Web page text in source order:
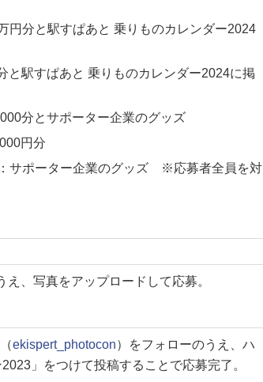
円分と駅すぱあと 乗りものカレンダー2024
と駅すぱあと 乗りものカレンダー2024に掲
分とサポーター企業のグッズ
円分
サポーター企業のグッズ ※応募者全員を対
、写真をアップロードして応募。
ekispert_photocon）をフォローのうえ、ハ
」をつけて投稿することで応募完了。